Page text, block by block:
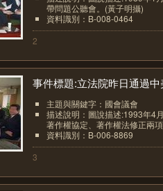
帶問題公聽會。(黃子明攝)
資料識別：B-008-0464
2
事件標題:立法院昨日通過中
主題與關鍵字：國會議會
描述說明：圖說描述:1993年4
著作權協定、著作權法修正兩
資料識別：B-006-8869
3